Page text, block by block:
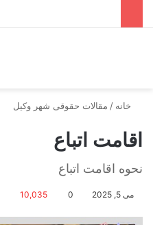
خانه / مقالات حقوقی شهر وکیل
اقامت اتباع
نحوه اقامت اتباع
می 5, 2025 0
10,035